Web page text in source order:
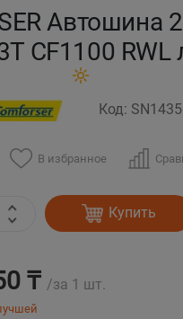
Автошина
CF1100 RWL
Код:
В избранное
Купить
₸ /за 1 шт.